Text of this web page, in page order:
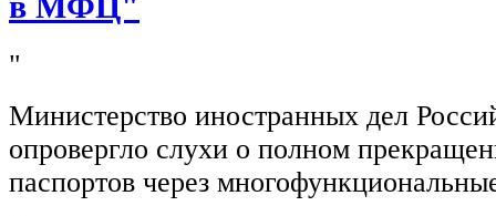
"
Министерство иностранных дел
опровергло слухи о полном
паспортов через